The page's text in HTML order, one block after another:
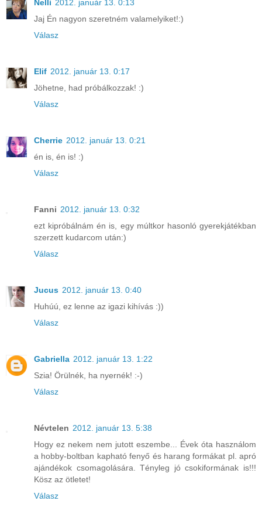
Nelli 2012. január 13. 0:13
Jaj Én nagyon szeretném valamelyiket!:)
Válasz
Elif 2012. január 13. 0:17
Jöhetne, had próbálkozzak! :)
Válasz
Cherrie 2012. január 13. 0:21
én is, én is! :)
Válasz
Fanni 2012. január 13. 0:32
ezt kipróbálnám én is, egy múltkor hasonló gyerekjátékban
szerzett kudarcom után:)
Válasz
Jucus 2012. január 13. 0:40
Huhúú, ez lenne az igazi kihívás :))
Válasz
Gabriella 2012. január 13. 1:22
Szia! Örülnék, ha nyernék! :-)
Válasz
Névtelen 2012. január 13. 5:38
Hogy ez nekem nem jutott eszembe... Évek óta használom
a hobby-boltban kapható fenyő és harang formákat pl. apró
ajándékok csomagolására. Tényleg jó csokiformának is!!!
Kösz az ötletet!
Válasz